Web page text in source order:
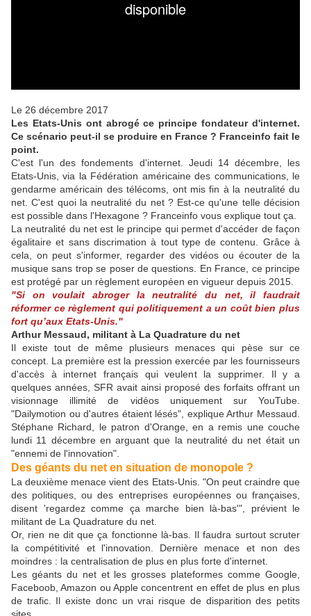
Le 26 décembre 2017
Les Etats-Unis ont abrogé ce principe fondateur d'internet.
Ce scénario peut-il se produire en France ? Franceinfo fait le
point.
C'est l'un des fondements d'internet. Jeudi 14 décembre, les
Etats-Unis, via la Fédération américaine des communications, le
gendarme américain des télécoms, ont mis fin à la neutralité du
net. C'est quoi la neutralité du net ? Est-ce qu'une telle décision
est possible dans l'Hexagone ? Franceinfo vous explique tout ça.
La neutralité du net est le principe qui permet d'accéder de façon
égalitaire et sans discrimation à tout type de contenu. Grâce à
cela, on peut s'informer, regarder des vidéos ou écouter de la
musique sans trop se poser de questions. En France, ce principe
est protégé par un règlement européen en vigueur depuis 2015.
"Si on voulait abroger la neutralité du net, il faudrait
réformer ce règlement qui politiquement a un coût bien plus
fort qu’aux Etats-Unis."
Arthur Messaud, militant à La Quadrature du net
Il existe tout de même plusieurs menaces qui pèse sur ce
concept. La première est la pression exercée par les fournisseurs
d'accès à internet français qui veulent la supprimer. Il y a
quelques années, SFR avait ainsi proposé des forfaits offrant un
visionnage illimité de vidéos uniquement sur YouTube.
"Dailymotion ou d'autres étaient lésés", explique Arthur Messaud.
Stéphane Richard, le patron d'Orange, en a remis une couche
lundi 11 décembre en arguant que la neutralité du net était un
"ennemi de l'innovation".
Des géants du net en situation de monopole ?
La deuxième menace vient des Etats-Unis. "On peut craindre que
des politiques, ou des entreprises européennes ou françaises,
disent 'regardez comme ça marche bien là-bas'", prévient le
militant de La Quadrature du net.
Or, rien ne dit que ça fonctionne là-bas. Il faudra surtout scruter
la compétitivité et l'innovation. Dernière menace et non des
moindres : la centralisation de plus en plus forte d'internet.
Les géants du net et les grosses plateformes comme Google,
Faceboob, Amazon ou Apple concentrent en effet de plus en plus
de trafic. Il existe donc un vrai risque de disparition des petits